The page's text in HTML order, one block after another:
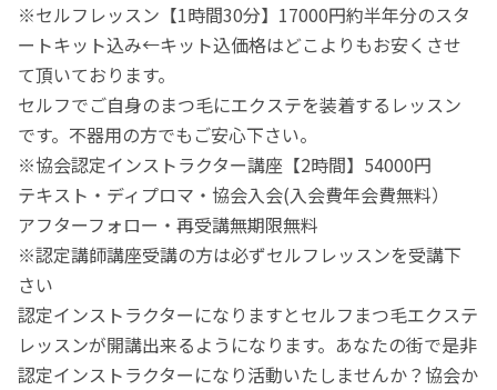
※セルフレッスン【1時間30分】17000円約半年分のスタ
ートキット込み←キット込価格はどこよりもお安くさせ
て頂いております。
セルフでご自身のまつ毛にエクステを装着するレッスン
です。不器用の方でもご安心下さい。
※協会認定インストラクター講座【2時間】54000円
テキスト・ディプロマ・協会入会(入会費年会費無料）
アフターフォロー・再受講無期限無料
※認定講師講座受講の方は必ずセルフレッスンを受講下
さい
認定インストラクターになりますとセルフまつ毛エクステ
レッスンが開講出来るようになります。あなたの街で是非
認定インストラクターになり活動いたしませんか？協会か